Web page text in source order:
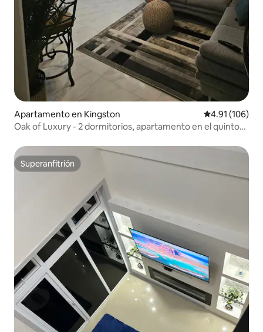
Apartamento en Kingston Calificación
4.91 (106)
Oak of Luxury - 2 dormitorios, apartamento en el quinto
Superanfitrión
Superanfitrión